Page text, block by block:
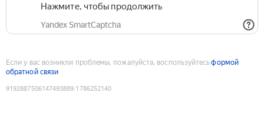
Нажмите, чтобы продолжить
Yandex SmartCaptcha
Если у вас возникли проблемы, пожалуйста, воспользуйтесьформой
обратной связи
9192887506147493889:1786252140